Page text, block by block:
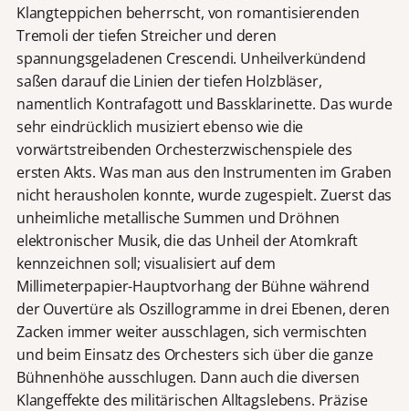
Klangteppichen beherrscht, von romantisierenden
Tremoli der tiefen Streicher und deren
spannungsgeladenen Crescendi. Unheilverkündend
saßen darauf die Linien der tiefen Holzbläser,
namentlich Kontrafagott und Bassklarinette. Das wurde
sehr eindrücklich musiziert ebenso wie die
vorwärtstreibenden Orchesterzwischenspiele des
ersten Akts. Was man aus den Instrumenten im Graben
nicht herausholen konnte, wurde zugespielt. Zuerst das
unheimliche metallische Summen und Dröhnen
elektronischer Musik, die das Unheil der Atomkraft
kennzeichnen soll; visualisiert auf dem
Millimeterpapier-Hauptvorhang der Bühne während
der Ouvertüre als Oszillogramme in drei Ebenen, deren
Zacken immer weiter ausschlagen, sich vermischten
und beim Einsatz des Orchesters sich über die ganze
Bühnenhöhe ausschlugen. Dann auch die diversen
Klangeffekte des militärischen Alltagslebens. Präzise